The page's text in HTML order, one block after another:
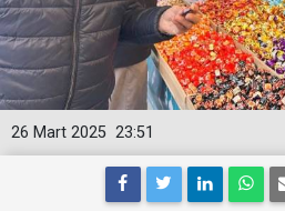
23:51
26 Mart 2025